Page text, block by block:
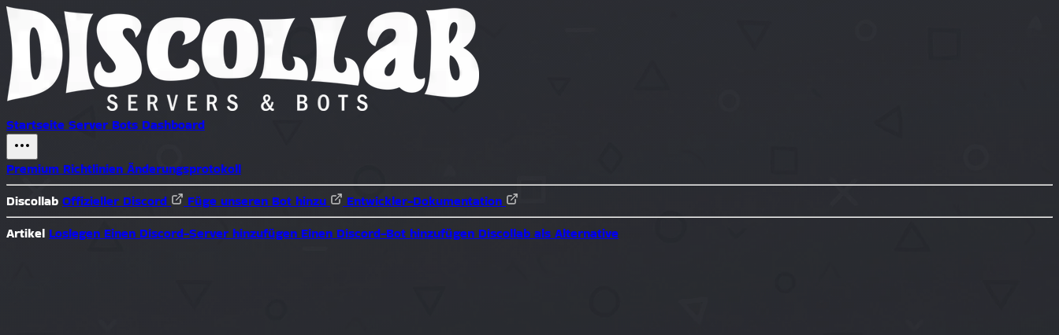
Startseite Server Bots Dashboard
Premium Richtlinien Änderungsprotokoll
Discollab Offizieller Discord Füge unseren Bot hinzu
Entwickler-Dokumentation
Artikel Loslegen Einen Discord-Server hinzufügen Einen Discord-Bot hinzufügen Discollab als Alternative